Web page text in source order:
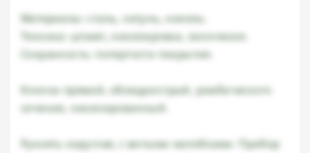
Материалы: сталь, латунь, никель.
Техника: штамп, никелировка, золочение.
Сохранность: потертости покрытия.
Клинок прямой, обоюдоострый, ромбического
сечения, никелированный.
Рукоять округлая, с витыми желобками. Прибор